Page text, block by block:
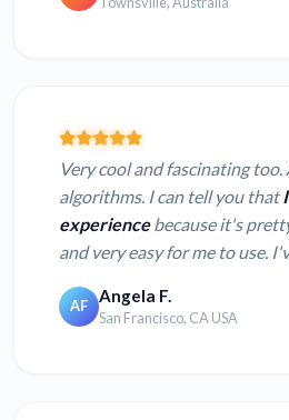
Very cool and fascinating
algorithms. I can tell you that
experiencebecause it's
and very easy for me to use.
AF Angela F.
San Francisco, CA USA